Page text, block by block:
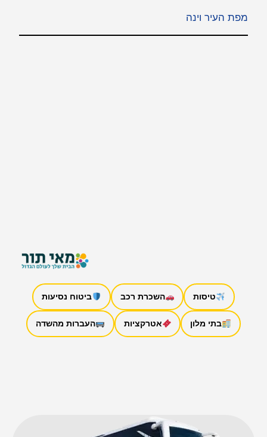
מפת העיר וינה
טיסות השכרת רכב ביטוח נסיעות
בתי מלון אטרקציות העברות מהשדה